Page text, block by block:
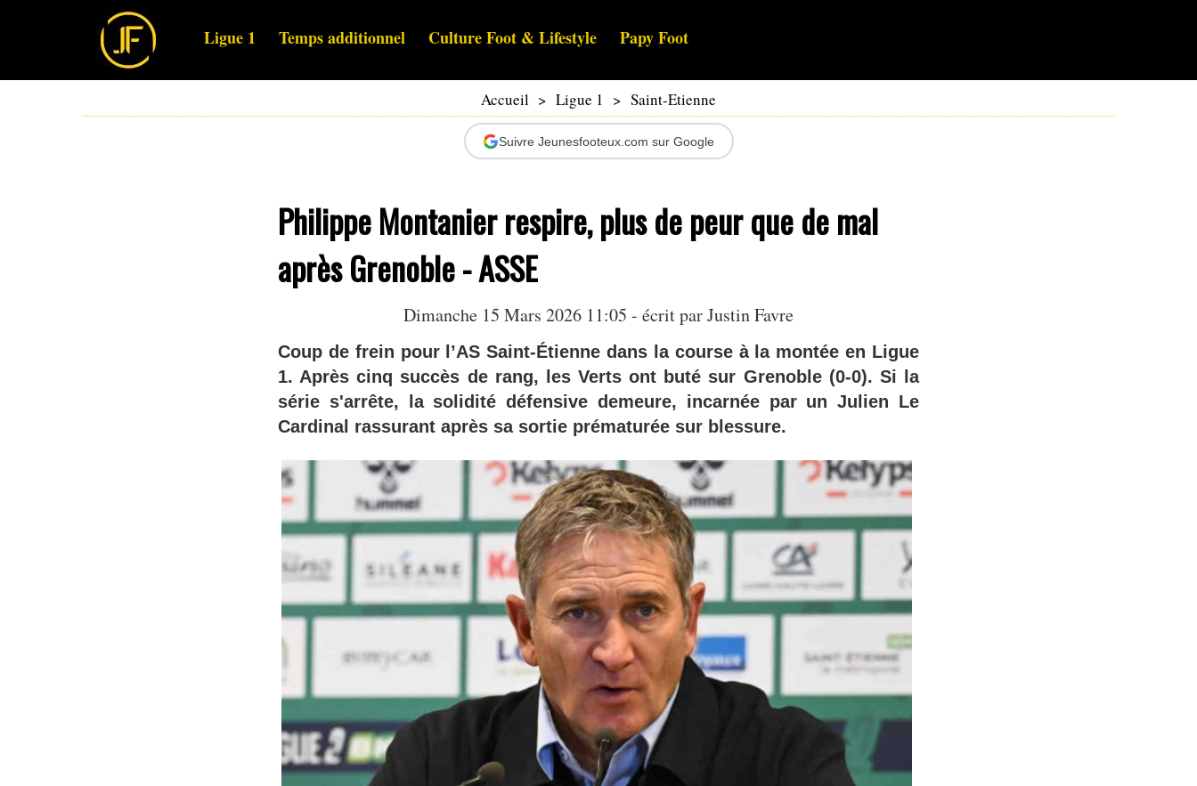
Ligue 1 Temps additionnel Culture Foot & Lifestyle Papy Foot
Accueil > Ligue 1 > Saint-Etienne
Suivre Jeunesfooteux.com sur Google
Philippe Montanier respire, plus de peur que de mal
après Grenoble - ASSE
Dimanche 15 Mars 2026 11:05 - écrit parJustin Favre
Coup de frein pour l’AS Saint-Étienne dans la course à la montée en Ligue
1. Après cinq succès de rang, les Verts ont buté sur Grenoble (0-0). Si la
série s'arrête, la solidité défensive demeure, incarnée par un Julien Le
Cardinal rassurant après sa sortie prématurée sur blessure.